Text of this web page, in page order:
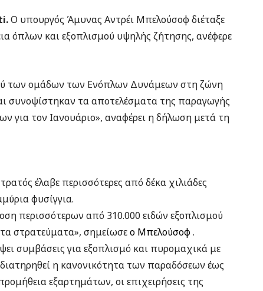
Ο υπουργός Άμυνας Αντρέι Μπελούσοφ διέταξε
όπλων και εξοπλισμού υψηλής ζήτησης, ανέφερε
των ομάδων των Ενόπλων Δυνάμεων στη ζώνη
συνοψίστηκαν τα αποτελέσματα της παραγωγής
για τον Ιανουάριο», αναφέρει η δήλωση μετά τη
έλαβε περισσότερες από δέκα χιλιάδες
φυσίγγια.
περισσότερων από 310.000 ειδών εξοπλισμού
στρατεύματα», σημείωσεο Μπελούσοφ.
συμβάσεις για εξοπλισμό και πυρομαχικά με
η κανονικότητα των παραδόσεων έως
εξαρτημάτων, οι επιχειρήσεις της